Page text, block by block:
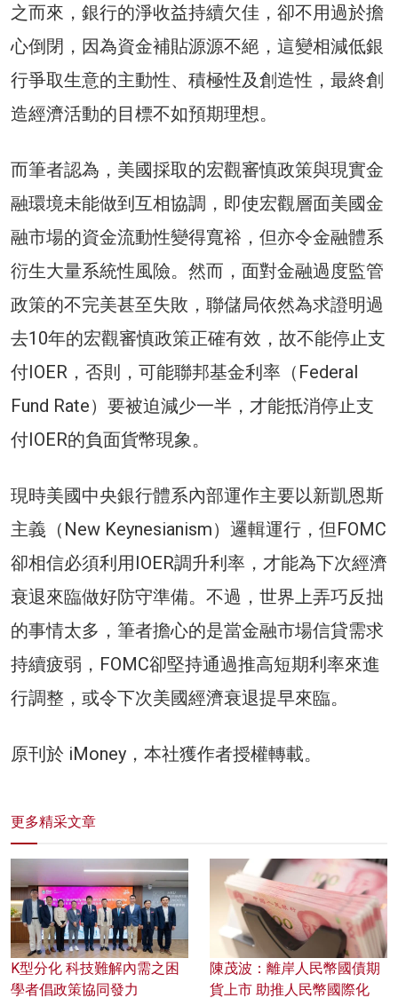
之而來，銀行的淨收益持續欠佳，卻不用過於擔
心倒閉，因為資金補貼源源不絕，這變相減低銀
行爭取生意的主動性、積極性及創造性，最終創
造經濟活動的目標不如預期理想。
而筆者認為，美國採取的宏觀審慎政策與現實金
融環境未能做到互相協調，即使宏觀層面美國金
融市場的資金流動性變得寬裕，但亦令金融體系
衍生大量系統性風險。然而，面對金融過度監管
政策的不完美甚至失敗，聯儲局依然為求證明過
去10年的宏觀審慎政策正確有效，故不能停止支
付IOER，否則，可能聯邦基金利率（Federal
Fund Rate）要被迫減少一半，才能抵消停止支
付IOER的負面貨幣現象。
現時美國中央銀行體系內部運作主要以新凱恩斯
主義（New Keynesianism）邏輯運行，但FOMC
卻相信必須利用IOER調升利率，才能為下次經濟
衰退來臨做好防守準備。不過，世界上弄巧反拙
的事情太多，筆者擔心的是當金融市場信貸需求
持續疲弱，FOMC卻堅持通過推高短期利率來進
行調整，或令下次美國經濟衰退提早來臨。
原刊於 iMoney，本社獲作者授權轉載。
更多精采文章
K型分化 科技難解內需之困
學者倡政策協同發力
陳茂波：離岸人民幣國債期
貨上市 助推人民幣國際化